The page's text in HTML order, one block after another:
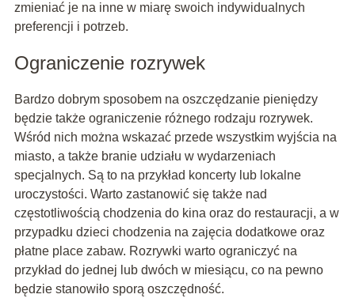
zmieniać je na inne w miarę swoich indywidualnych
preferencji i potrzeb.
Ograniczenie rozrywek
Bardzo dobrym sposobem na oszczędzanie pieniędzy
będzie także ograniczenie różnego rodzaju rozrywek.
Wśród nich można wskazać przede wszystkim wyjścia na
miasto, a także branie udziału w wydarzeniach
specjalnych. Są to na przykład koncerty lub lokalne
uroczystości. Warto zastanowić się także nad
częstotliwością chodzenia do kina oraz do restauracji, a w
przypadku dzieci chodzenia na zajęcia dodatkowe oraz
płatne place zabaw. Rozrywki warto ograniczyć na
przykład do jednej lub dwóch w miesiącu, co na pewno
będzie stanowiło sporą oszczędność.